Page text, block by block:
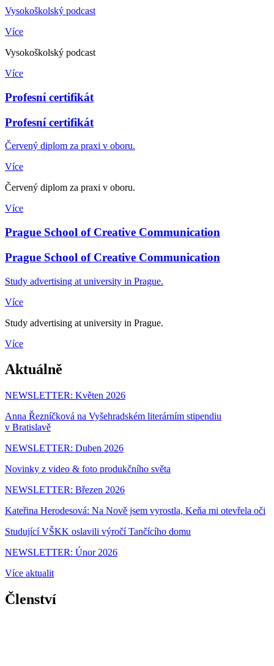
Vysokoškolský podcast
Více
Vysokoškolský podcast
Více
Profesní certifikát
Profesní certifikát
Červený diplom za praxi v oboru.
Více
Červený diplom za praxi v oboru.
Více
Prague School of Creative Communication
Prague School of Creative Communication
Study advertising at university in Prague.
Více
Study advertising at university in Prague.
Více
Aktuálně
NEWSLETTER: Květen 2026
Anna Řezníčková na Vyšehradském literárním stipendiu
v Bratislavě
NEWSLETTER: Duben 2026
Novinky z video & foto produkčního světa
NEWSLETTER: Březen 2026
Kateřina Herodesová: Na Nově jsem vyrostla, Keňa mi otevřela oči
Studující VŠKK oslavili výročí Tančícího domu
NEWSLETTER: Únor 2026
Více aktualit
Členství